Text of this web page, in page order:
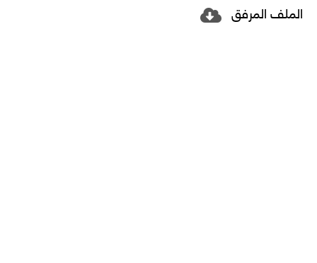
الملف المرفق